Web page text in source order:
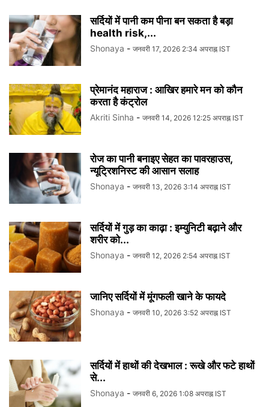
सर्दियों में पानी कम पीना बन सकता है बड़ा
health risk,...
Shonaya - जनवरी 17, 2026 2:34 अपराह्न IST
प्रेमानंद महाराज : आखिर हमारे मन को कौन
करता है कंट्रोल
Akriti Sinha - जनवरी 14, 2026 12:25 अपराह्न IST
रोज का पानी बनाइए सेहत का पावरहाउस,
न्यूट्रिशनिस्ट की आसान सलाह
Shonaya - जनवरी 13, 2026 3:14 अपराह्न IST
सर्दियों में गुड़ का काढ़ा : इम्युनिटी बढ़ाने और
शरीर को...
Shonaya - जनवरी 12, 2026 2:54 अपराह्न IST
जानिए सर्दियों में मूंगफली खाने के फायदे
Shonaya - जनवरी 10, 2026 3:52 अपराह्न IST
सर्दियों में हाथों की देखभाल : रूखे और फटे हाथों
से...
Shonaya - जनवरी 6, 2026 1:08 अपराह्न IST